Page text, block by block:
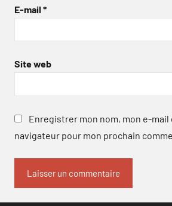
E-mail *
Site web
Enregistrer mon nom, mon e-mail
navigateur pour mon prochain